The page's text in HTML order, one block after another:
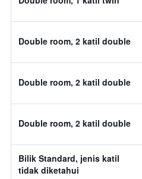
Double room, 2 katil double
Double room, 2 katil double
Double room, 2 katil double
Bilik Standard, jenis katil
tidak diketahui